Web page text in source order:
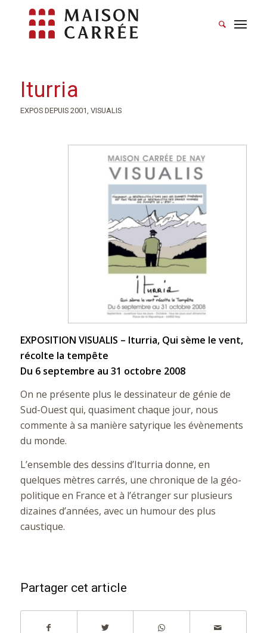
Iturria
EXPOS DEPUIS 2001, VISUALIS
EXPOSITION VISUALIS – Iturria, Qui sème le vent,
récolte la tempête
Du 6 septembre au 31 octobre 2008
On ne présente plus le dessinateur de génie de
Sud-Ouest qui, quasiment chaque jour, nous
commente à sa manière satyrique les évènements
du monde.
L’ensemble des dessins d’Iturria donne, en
quelques mètres carrés, une chronique de la géo-
politique en France et à l’étranger sur plusieurs
dizaines d’années, avec un humour des plus
caustique.
Partager cet article